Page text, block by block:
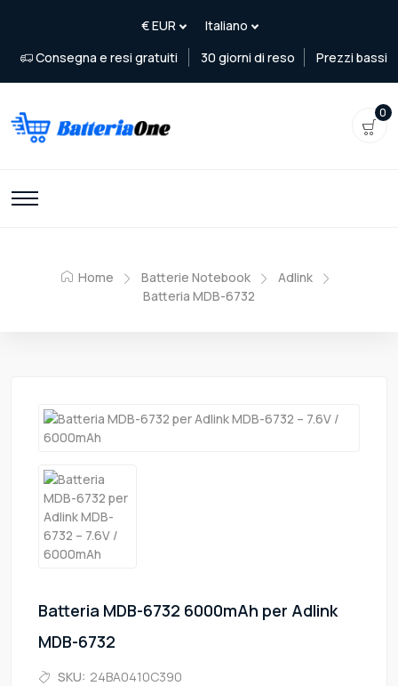
Consegna e resi gratuiti 30 giorni di reso Prezzi bassi
0
Home Batterie Notebook
Adlink
Batteria MDB-6732
Batteria MDB-6732 6000mAh per Adlink
MDB-6732
SKU: 24BA0410C390